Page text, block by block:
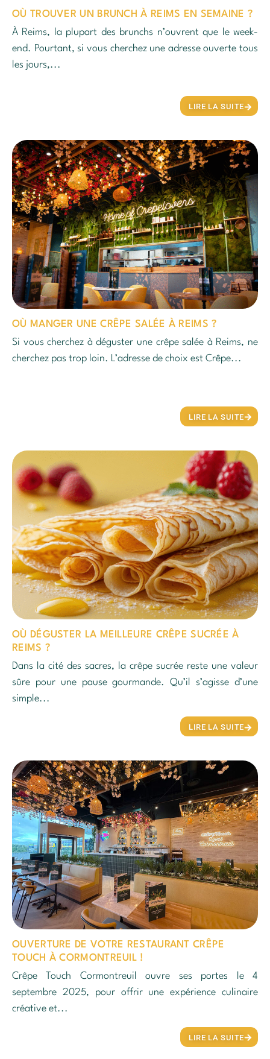
OÙ TROUVER UN BRUNCH À REIMS EN SEMAINE ?
À Reims, la plupart des brunchs n’ouvrent que le week-
end. Pourtant, si vous cherchez une adresse ouverte tous
les jours,...
LIRE LA SUITE
OÙ MANGER UNE CRÊPE SALÉE À REIMS ?
Si vous cherchez à déguster une crêpe salée à Reims, ne
cherchez pas trop loin. L’adresse de choix est Crêpe...
LIRE LA SUITE
OÙ DÉGUSTER LA MEILLEURE CRÊPE SUCRÉE À
REIMS ?
Dans la cité des sacres, la crêpe sucrée reste une valeur
sûre pour une pause gourmande. Qu’il s’agisse d’une
simple...
LIRE LA SUITE
OUVERTURE DE VOTRE RESTAURANT CRÊPE
TOUCH À CORMONTREUIL !
Crêpe Touch Cormontreuil ouvre ses portes le 4
septembre 2025, pour offrir une expérience culinaire
créative et...
LIRE LA SUITE